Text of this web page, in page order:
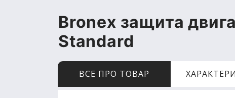
Bronex защита
Standard
ВСЕ ПРО ТОВАР